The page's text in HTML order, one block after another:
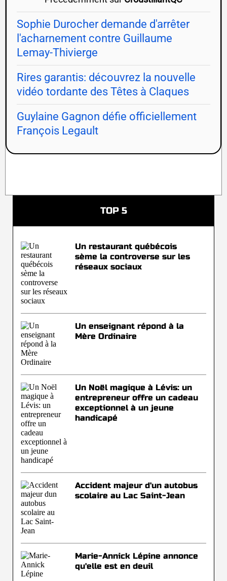
Sophie Durocher demande d'arrêter
l'acharnement contre Guillaume
Lemay-Thivierge
Rires garantis: découvrez la nouvelle
vidéo tordante des Têtes à Claques
Guylaine Gagnon défie officiellement
François Legault
TOP 5
Un restaurant québécois
sème la controverse sur les
réseaux sociaux
Un enseignant répond à la
Mère Ordinaire
Un Noël magique à Lévis: un
entrepreneur offre un cadeau
exceptionnel à un jeune
handicapé
Accident majeur d'un autobus
scolaire au Lac Saint-Jean
Marie-Annick Lépine annonce
qu'elle est en deuil